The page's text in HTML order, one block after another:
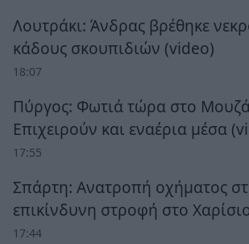
Λουτράκι: Άνδρας βρέθηκε
κάδους σκουπιδιών (video)
18:07
Πύργος: Φωτιά τώρα στο
Επιχειρούν και εναέρια μέσα
17:55
Σπάρτη: Ανατροπή οχήματος
επικίνδυνη στροφή στο
17:44